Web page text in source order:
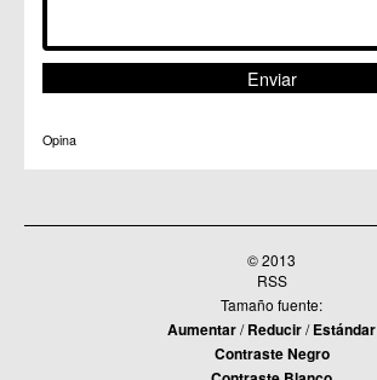
Opina
© 2013
RSS
Tamaño fuente:
Aumentar/Reducir/Estándar
Contraste Negro